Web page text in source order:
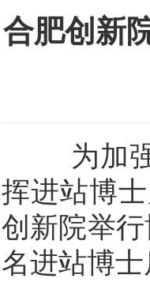
合肥创新
为加强
挥进站博
创新院举
名进站博